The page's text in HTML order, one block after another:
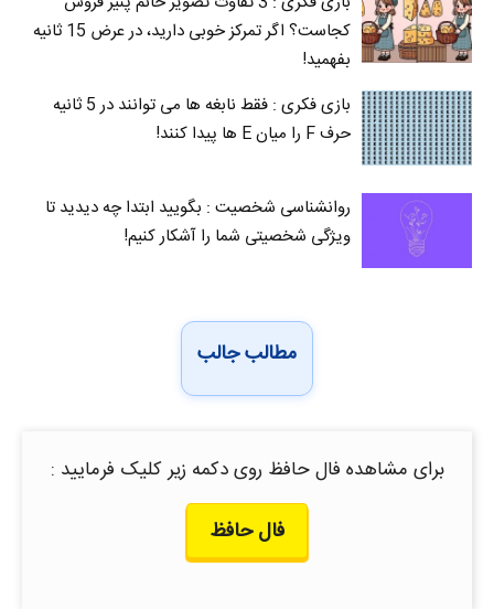
کجاست؟ اگر تمرکز خوبی دارید، در عرض 15 ثانیه
بفهمید!
بازی فکری : فقط نابغه ها می توانند در 5 ثانیه
حرف F را میان E‌ ها پیدا کنند!
روانشناسی شخصیت : بگویید ابتدا چه دیدید تا
ویژگی شخصیتی شما را آشکار کنیم!
مطالب جالب
برای مشاهده فال حافظ روی دکمه زیر کلیک فرمایید :
فال حافظ